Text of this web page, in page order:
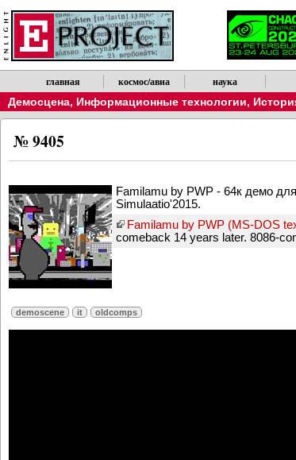
главная космос/авиа наука
Демосцена, Информационные технологии,
№ 9405
Familamu by PWP - 64к демо
Simulaatio'2015.
Familamu by PWP (MS-DOS
comeback 14 years later. 8086-
demoscene it oldcomps